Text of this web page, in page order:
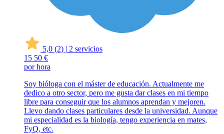
5,0 (2) | 2 servicios
15 50 €
por hora
Soy bióloga con el máster de educación. Actualmente me
dedico a otro sector, pero me gusta dar clases en mi tiempo
libre para conseguir que los alumnos aprendan y mejoren.
Llevo dando clases particulares desde la universidad. Aunque
mi especialidad es la biología, tengo experiencia en mates,
FyQ, etc.